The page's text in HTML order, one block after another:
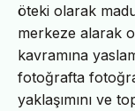
öteki olarak
merkeze alarak
kavramına
fotoğrafta
yaklaşımını ve